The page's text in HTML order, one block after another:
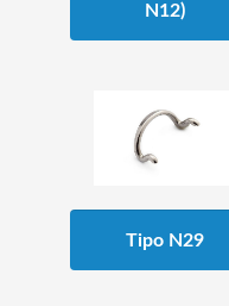
N12)
Tipo N29